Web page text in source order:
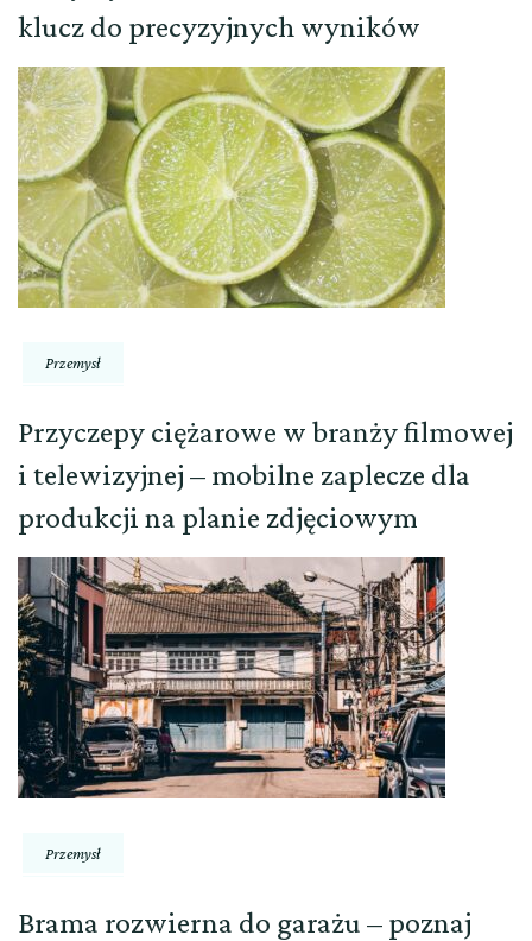
klucz do precyzyjnych wyników
Przemysł
Przyczepy ciężarowe w branży filmowej
i telewizyjnej – mobilne zaplecze dla
produkcji na planie zdjęciowym
Przemysł
Brama rozwierna do garażu – poznaj